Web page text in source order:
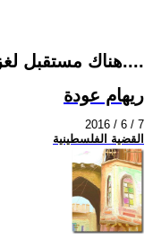
هناك مستقبل لغزة لو....
ريهام عودة
2016 / 6 / 7
القضية الفلسطينية